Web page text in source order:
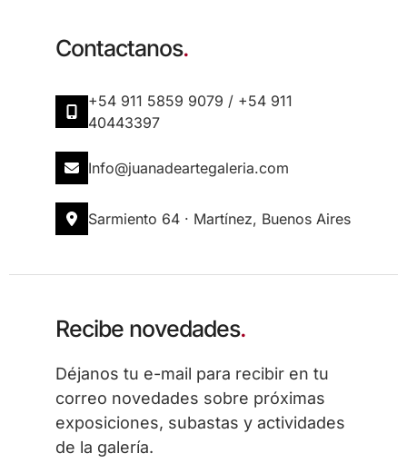
Contactanos.
+54 911 5859 9079 / +54 911
40443397
info@juanadeartegaleria.com​
Sarmiento 64 · Martínez, Buenos Aires
Recibe novedades.
Déjanos tu e-mail para recibir en tu
correo novedades sobre próximas
exposiciones, subastas y actividades
de la galería.